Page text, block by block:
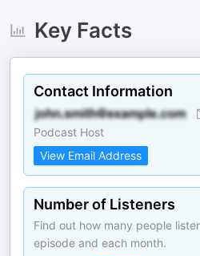
Key Facts
Contact Information
Podcast Host
View Email Address
Number of Listeners
Find out how many people
episode and each month.